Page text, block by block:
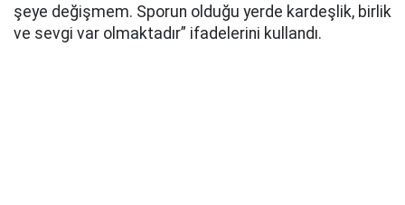
şeye değişmem. Sporun olduğu yerde kardeşlik, birlik
ve sevgi var olmaktadır” ifadelerini kullandı.